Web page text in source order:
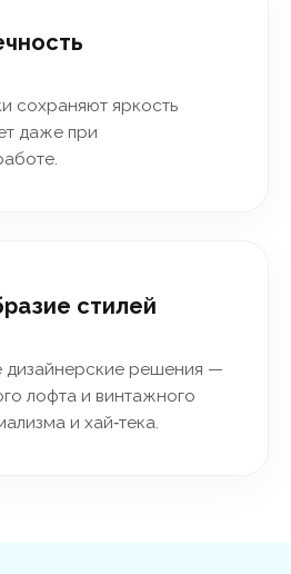
сохраняют яркость
даже при
стилей
дизайнерские решения —
лофта и винтажного
и хай‑тека.